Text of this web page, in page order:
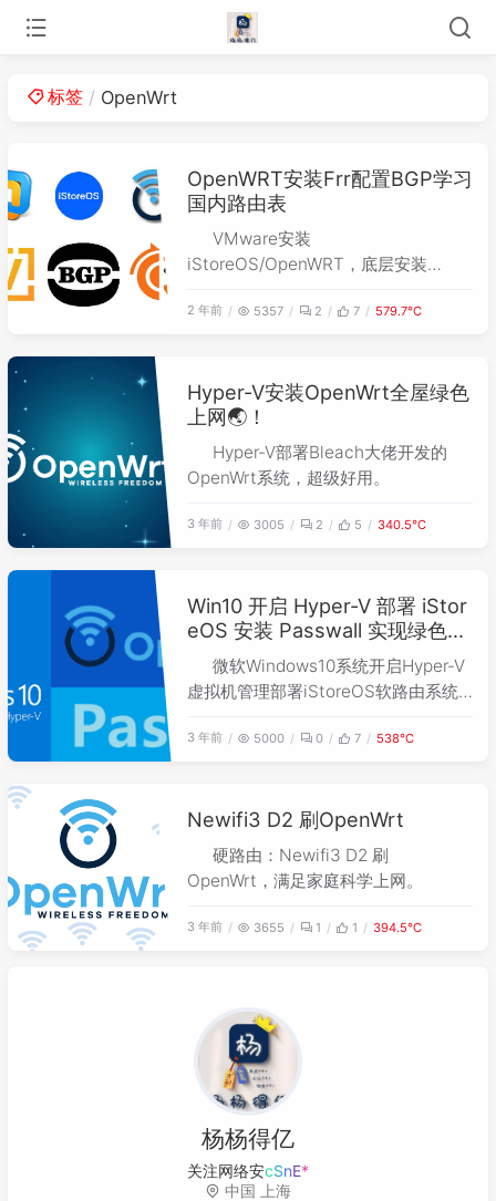
标签 OpenWrt
OpenWRT安装Frr配置BGP学习
国内路由表
VMware安装
iStoreOS/OpenWRT，底层安装
国内路由表。
2 年前 5357 2 7 579.7℃
Hyper-V安装OpenWrt全屋绿色
上网🌏！
Hyper-V部署Bleach大佬开发的
OpenWrt系统，超级好用。
3 年前 3005 2 5 340.5℃
Win10 开启 Hyper-V 部署 iStor
eOS 安装 Passwall 实现绿色上
网🌏！
微软Windows10系统开启Hyper-V
虚拟机管理部署iStoreOS软路由系统
网。
3 年前 5000 0 7 538℃
Newifi3 D2 刷OpenWrt
硬路由：Newifi3 D2 刷
OpenWrt，满足家庭科学上网。
3 年前 3655 1 1 394.5℃
杨杨得亿
关注网络安全Q1)0
中国 上海